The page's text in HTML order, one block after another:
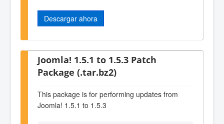
Descargar ahora
Joomla! 1.5.1 to 1.5.3 Patch
Package (.tar.bz2)
This package is for performing updates from
Joomla! 1.5.1 to 1.5.3